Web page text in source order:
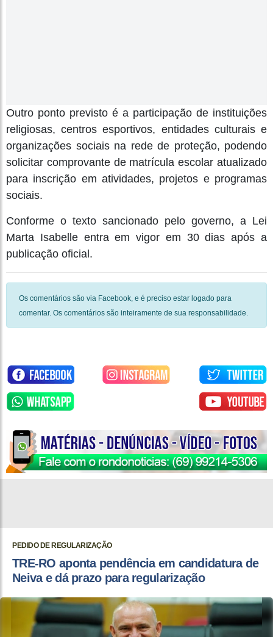
Outro ponto previsto é a participação de instituições
religiosas, centros esportivos, entidades culturais e
organizações sociais na rede de proteção, podendo
solicitar comprovante de matrícula escolar atualizado
para inscrição em atividades, projetos e programas
sociais.
Conforme o texto sancionado pelo governo, a Lei
Marta Isabelle entra em vigor em 30 dias após a
publicação oficial.
Os comentários são via Facebook, e é preciso estar logado para
comentar. Os comentários são inteiramente de sua responsabilidade.
PEDIDO DE REGULARIZAÇÃO
TRE-RO aponta pendência em candidatura de
Neiva e dá prazo para regularização